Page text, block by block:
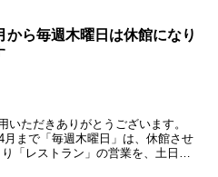
から毎週木曜日は休館になり
いただきありがとうございます。
まで「毎週木曜日」は、休館させ
「レストラン」の営業を、土日祝